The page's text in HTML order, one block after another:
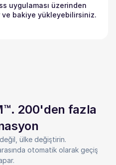
uygulaması üzerinden
bakiye yükleyebilirsiniz.
200'den fazla
ülke değiştirin.
otomatik olarak geçiş